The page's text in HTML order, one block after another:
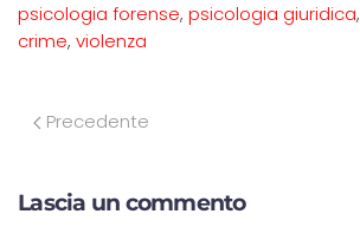
psicologia forense, psicologia giuridica,
crime, violenza
Precedente
Lascia un commento